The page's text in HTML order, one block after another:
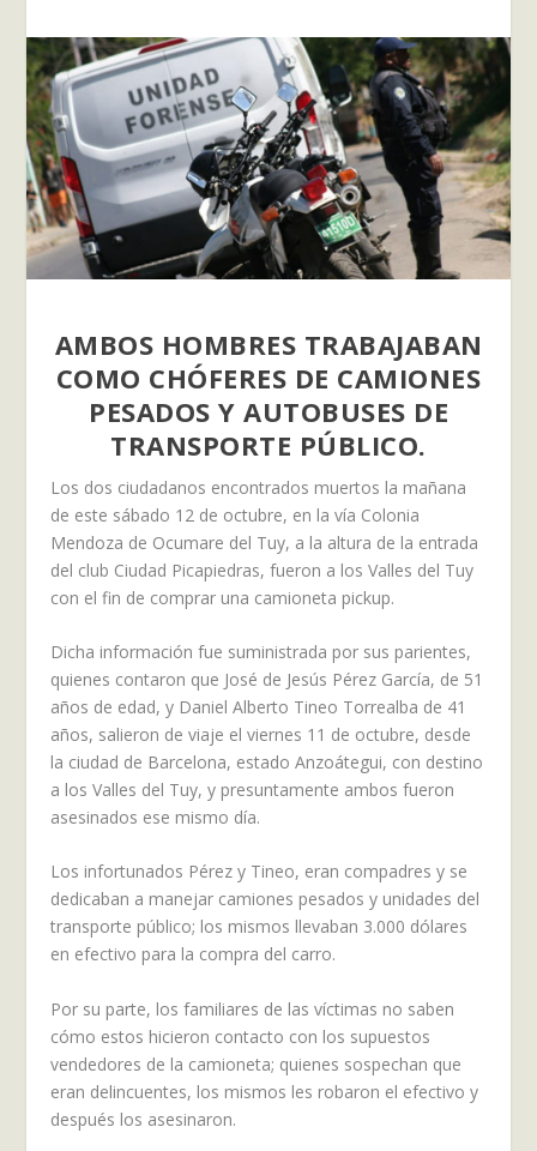
AMBOS HOMBRES TRABAJABAN
COMO CHÓFERES DE CAMIONES
PESADOS Y AUTOBUSES DE
TRANSPORTE PÚBLICO.
Los dos ciudadanos encontrados muertos la mañana
de este sábado 12 de octubre, en la vía Colonia
Mendoza de Ocumare del Tuy, a la altura de la entrada
del club Ciudad Picapiedras, fueron a los Valles del Tuy
con el fin de comprar una camioneta pickup.
Dicha información fue suministrada por sus parientes,
quienes contaron que José de Jesús Pérez García, de 51
años de edad, y Daniel Alberto Tineo Torrealba de 41
años, salieron de viaje el viernes 11 de octubre, desde
la ciudad de Barcelona, estado Anzoátegui, con destino
a los Valles del Tuy, y presuntamente ambos fueron
asesinados ese mismo día.
Los infortunados Pérez y Tineo, eran compadres y se
dedicaban a manejar camiones pesados y unidades del
transporte público; los mismos llevaban 3.000 dólares
en efectivo para la compra del carro.
Por su parte, los familiares de las víctimas no saben
cómo estos hicieron contacto con los supuestos
vendedores de la camioneta; quienes sospechan que
eran delincuentes, los mismos les robaron el efectivo y
después los asesinaron.